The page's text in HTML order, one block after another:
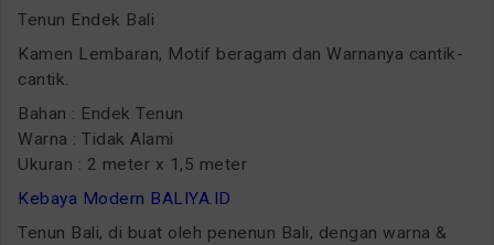
Tenun Endek Bali
Kamen Lembaran, Motif beragam dan Warnanya cantik-
cantik.
Bahan : Endek Tenun
Warna : Tidak Alami
Ukuran : 2 meter x 1,5 meter
Kebaya Modern BALIYA.ID
Tenun Bali, di buat oleh penenun Bali, dengan warna &